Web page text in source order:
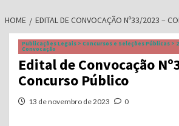
HOME EDITAL DE CONVOCAÇÃO Nº33/2023 –
Publicações Legais > Concursos e Seleções Públicas >
Convocação
Edital de Convocação
Concurso Público
13 de novembro de 2023 0